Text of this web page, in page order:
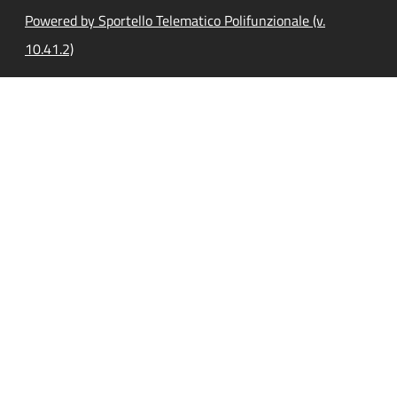
Powered by Sportello Telematico Polifunzionale (v.
10.41.2)